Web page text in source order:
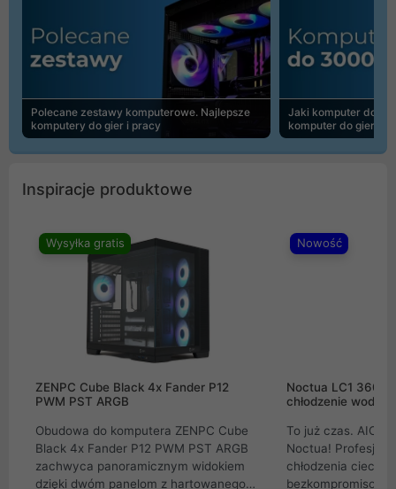
Polecane zestawy komputerowe. Najlepsze
komputery do gier i pracy
Jaki komputer do
komputer do gier |
Inspiracje produktowe
Wysyłka gratis
ZENPC Cube Black 4x Fander P12
PWM PST ARGB
Obudowa do komputera ZENPC Cube
Black 4x Fander P12 PWM PST ARGB
zachwyca panoramicznym widokiem
dzięki dwóm panelom z hartowanego
Nowość
Noctua LC1
chłodzenie wodne
To już czas. AIO
Noctua!
chłodzenia cieczą